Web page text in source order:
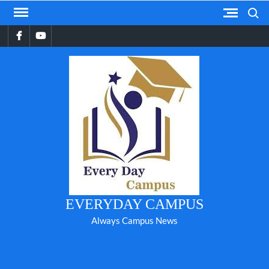
Skip
contentFacebookYouTube
EVERYDAY CAMPUS
Always Campus News